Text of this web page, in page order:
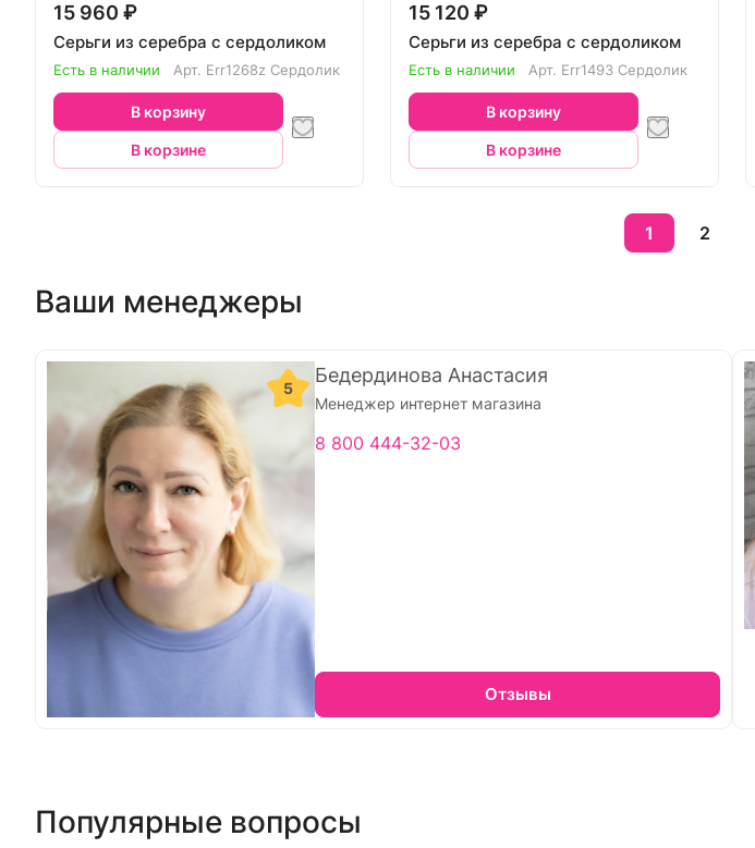
15 960 ₽
Серьги из серебра с сердоликом
Есть в наличии Арт. Err1268z Сердолик
В корзину
В корзине
15 120 ₽
Серьги из серебра с сердоликом
Есть в наличии Арт. Err1493 Сердолик
В корзину
В корзине
1 2
Ваши менеджеры
5
Бедердинова Анастасия
Менеджер интернет магазина
8 800 444-32-03
Отзывы
Популярные вопросы